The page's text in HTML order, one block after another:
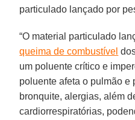
particulado lançado por
“O material particulado
queima de combustível
um poluente crítico e
poluente afeta o pulmão e
bronquite, alergias, além
cardiorrespiratórias,